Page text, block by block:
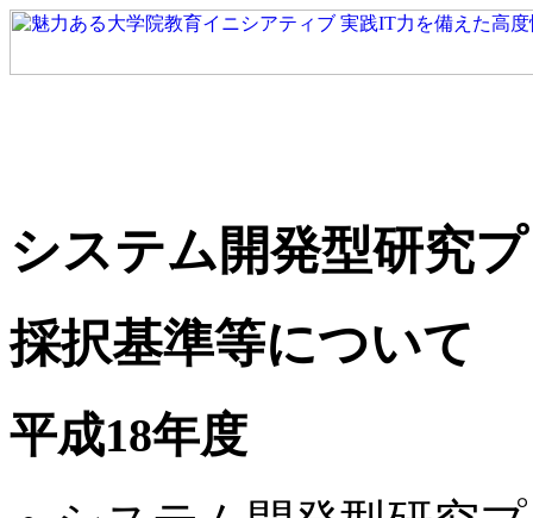
システム開発型研究
採択基準等について
平成18年度